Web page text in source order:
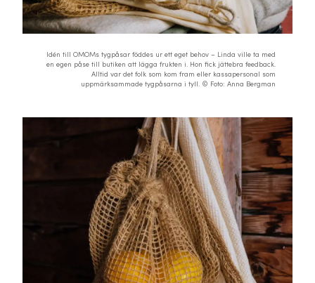
Idén till OMOMs tygpåsar föddes ur ett eget behov – Linda ville ta med
en egen påse till butiken att lägga frukten i. Hon fick jättebra feedback.
Alltid var det folk som kom fram eller kassapersonal som
uppmärksammade tygpåsarna i tyll. © Foto: Anna Bergman